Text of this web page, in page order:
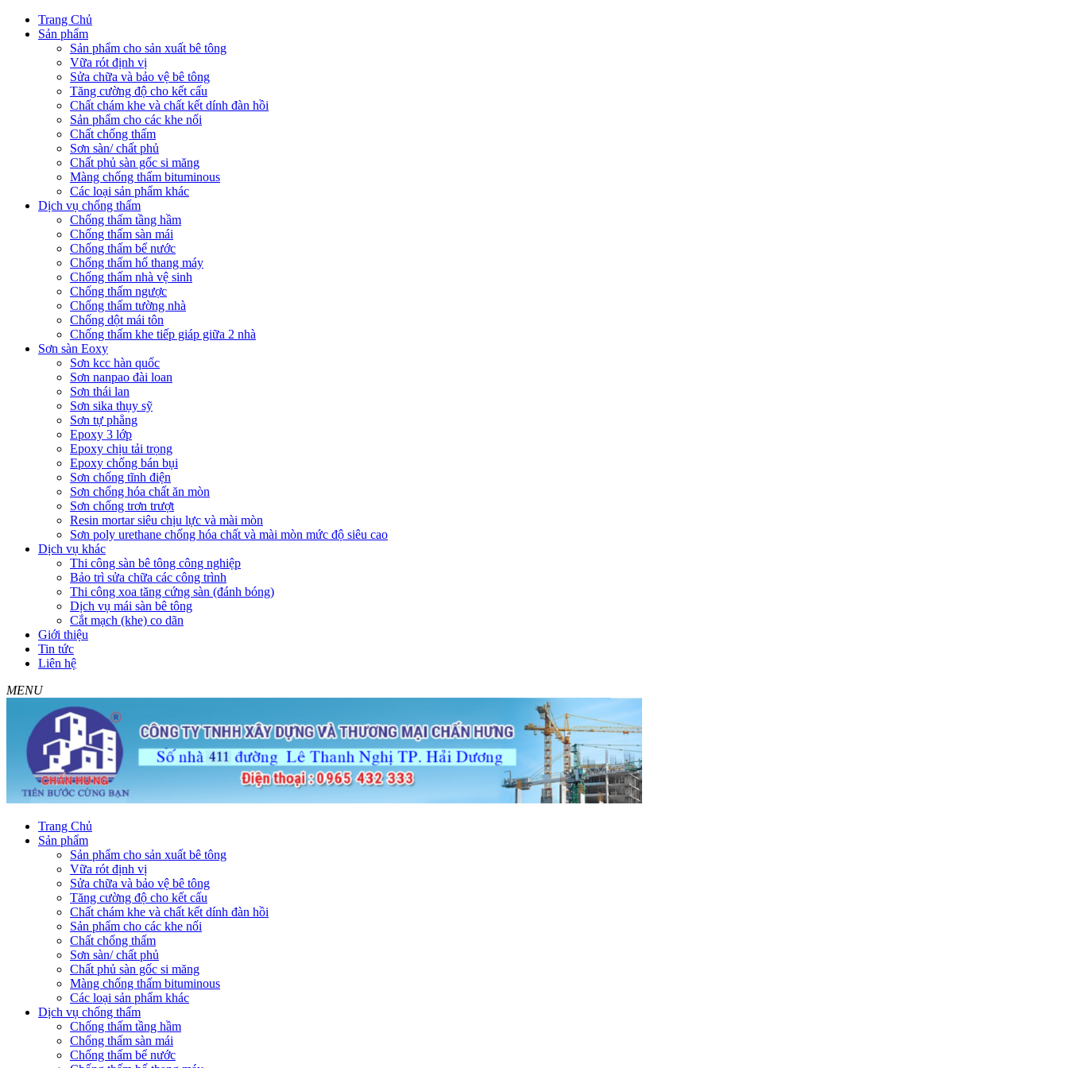
Trang Chủ
Sản phẩm
Sản phẩm cho sản xuất bê tông
Vữa rót định vị
Sửa chữa và bảo vệ bê tông
Tăng cường độ cho kết cấu
Chất chám khe và chất kết dính đàn hồi
Sản phẩm cho các khe nối
Chất chống thấm
Sơn sàn/ chất phủ
Chất phủ sàn gốc si măng
Màng chống thấm bituminous
Các loại sản phẩm khác
Dịch vụ chống thấm
Chống thấm tầng hầm
Chống thấm sàn mái
Chống thấm bể nước
Chống thấm hố thang máy
Chống thấm nhà vệ sinh
Chống thấm ngược
Chống thấm tường nhà
Chống dột mái tôn
Chống thấm khe tiếp giáp giữa 2 nhà
Sơn sàn Eoxy
Sơn kcc hàn quốc
Sơn nanpao đài loan
Sơn thái lan
Sơn sika thụy sỹ
Sơn tự phẳng
Epoxy 3 lớp
Epoxy chịu tải trọng
Epoxy chống bán bụi
Sơn chống tĩnh điện
Sơn chống hóa chất ăn mòn
Sơn chống trơn trượt
Resin mortar siêu chịu lực và mài mòn
Sơn poly urethane chống hóa chất và mài mòn mức độ siêu cao
Dịch vụ khác
Thi công sàn bê tông công nghiệp
Bảo trì sửa chữa các công trình
Thi công xoa tăng cứng sàn (đánh bóng)
Dịch vụ mái sàn bê tông
Cắt mạch (khe) co dãn
Giới thiệu
Tin tức
Liên hệ
MENU
Trang Chủ
Sản phẩm
Sản phẩm cho sản xuất bê tông
Vữa rót định vị
Sửa chữa và bảo vệ bê tông
Tăng cường độ cho kết cấu
Chất chám khe và chất kết dính đàn hồi
Sản phẩm cho các khe nối
Chất chống thấm
Sơn sàn/ chất phủ
Chất phủ sàn gốc si măng
Màng chống thấm bituminous
Các loại sản phẩm khác
Dịch vụ chống thấm
Chống thấm tầng hầm
Chống thấm sàn mái
Chống thấm bể nước